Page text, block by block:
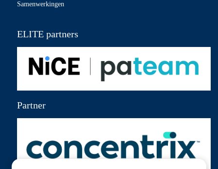
Samenwerkingen
ELITE partners
Partner